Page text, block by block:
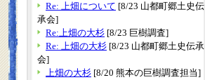
Re: 上畑について [8/23 山都町郷土史伝
承会]
Re:上畑の大杉 [8/23 巨樹調査]
Re: 上畑の大杉 [8/23 山都町郷土史伝承
会]
上畑の大杉 [8/20 熊本の巨樹調査担当]